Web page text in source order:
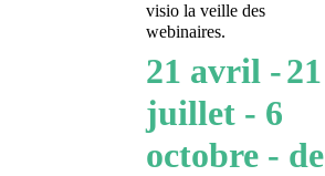
visio la veille des
webinaires.
21 avril -21
juillet - 6
octobre - de